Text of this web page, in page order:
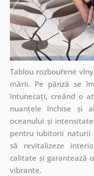
Tablou rozbouřené
mării. Pe pânză se
întunecați, creând o
nuanțele închise și
oceanului și
pentru iubitorii naturii
să revitalizeze
calitate și garantează
vibrante.